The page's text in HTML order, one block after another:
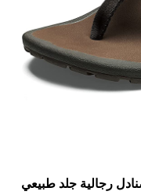
رجالية جلد طبيعي